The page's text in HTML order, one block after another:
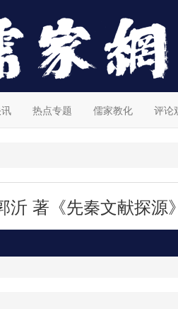
热点专题 儒家教化 评论
沂 著《先秦文献探源